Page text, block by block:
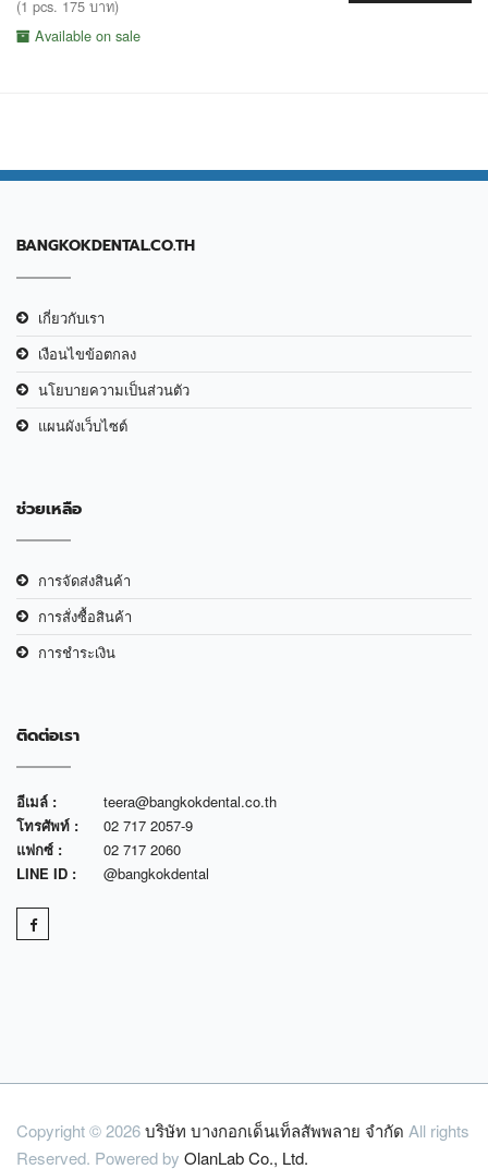
(1 pcs. 175 บาท)
Available on sale
BANGKOKDENTAL.CO.TH
เกี่ยวกับเรา
เงือนไขข้อตกลง
นโยบายความเป็นส่วนตัว
แผนผังเว็บไซต์
ช่วยเหลือ
การจัดส่งสินค้า
การสั่งซื้อสินค้า
การชำระเงิน
ติดต่อเรา
อีเมล์ :
teera@bangkokdental.co.th
โทรศัพท์ :
02 717 2057-9
แฟกซ์ :
02 717 2060
LINE ID :
@bangkokdental
Copyright © 2026บริษัท บางกอกเด็นเท็ลสัพพลาย จำกัด All rights
Reserved. Powered by OlanLab Co., Ltd.